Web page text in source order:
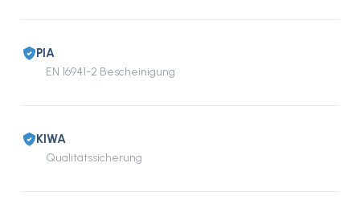
PIA
EN 16941-2 Bescheinigung
KIWA
Qualitätssicherung